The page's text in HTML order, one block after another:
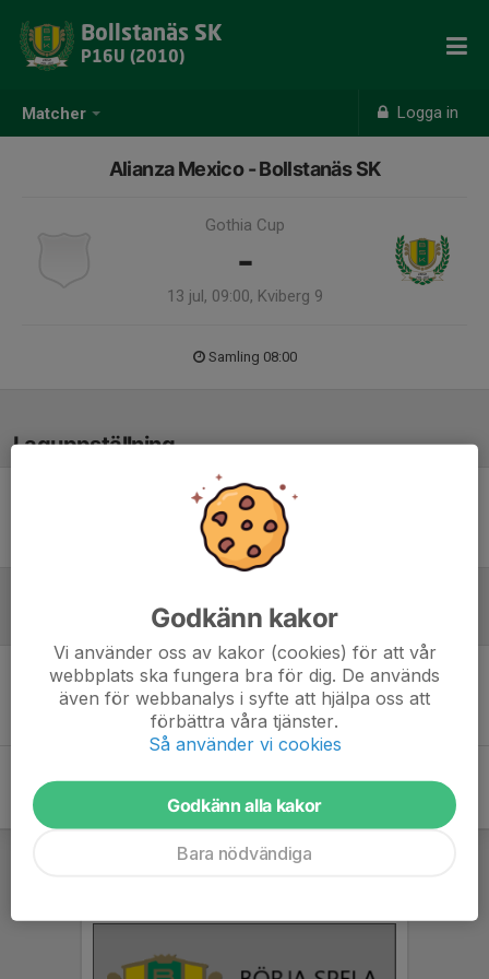
Matcher Logga in
Bollstanäs SK
P16U (2010)
Alianza Mexico - Bollstanäs SK
Gothia Cup
-
13 jul, 09:00, Kviberg 9
Samling 08:00
Laguppställning
Ingen uppställning ifylld
Inget referat skrivet
Godkänn kakor
Vi använder oss av kakor (cookies) för att vår
webbplats ska fungera bra för dig. De används
även för webbanalys i syfte att hjälpa oss att
förbättra våra tjänster.
Så använder vi cookies
Godkänn alla kakor
Bara nödvändiga